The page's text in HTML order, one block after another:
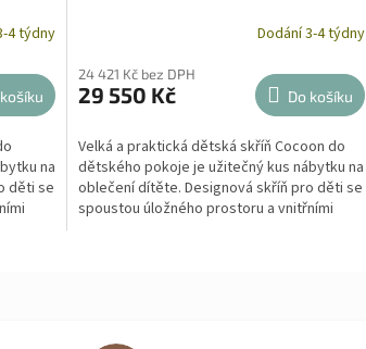
4 týdny
na
děti se
Dodání 3-4 týdny
24 421 Kč bez DPH
29 550 Kč Do košíku
Velká a praktická dětská skříň Cocoon do
dětského pokoje je užitečný kus nábytku na
oblečení dítěte. Designová skříň pro děti se
spoustou úložného prostoru a vnitřními